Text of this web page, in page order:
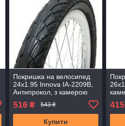
Покришка на велосипед
24x1.95 Innova IA-2209B,
Антипрокол, з камерою
516₴ 543 ₴
Купити
415